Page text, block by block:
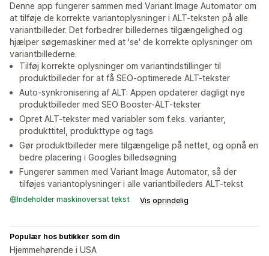
Denne app fungerer sammen med Variant Image Automator om
at tilføje de korrekte variantoplysninger i ALT-teksten på alle
variantbilleder. Det forbedrer billedernes tilgængelighed og
hjælper søgemaskiner med at 'se' de korrekte oplysninger om
variantbillederne.
Tilføj korrekte oplysninger om variantindstillinger til
produktbilleder for at få SEO-optimerede ALT-tekster
Auto-synkronisering af ALT: Appen opdaterer dagligt nye
produktbilleder med SEO Booster-ALT-tekster
Opret ALT-tekster med variabler som f.eks. varianter,
produkttitel, produkttype og tags
Gør produktbilleder mere tilgængelige på nettet, og opnå en
bedre placering i Googles billedsøgning
Fungerer sammen med Variant Image Automator, så der
tilføjes variantoplysninger i alle variantbilleders ALT-tekst
Indeholder maskinoversat tekst Vis oprindelig
Populær hos butikker som din
Hjemmehørende i USA